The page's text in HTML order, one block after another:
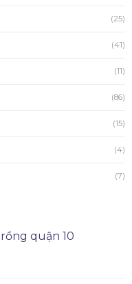
(25)
(41)
(11)
(86)
(15)
(4)
(7)
quận 10